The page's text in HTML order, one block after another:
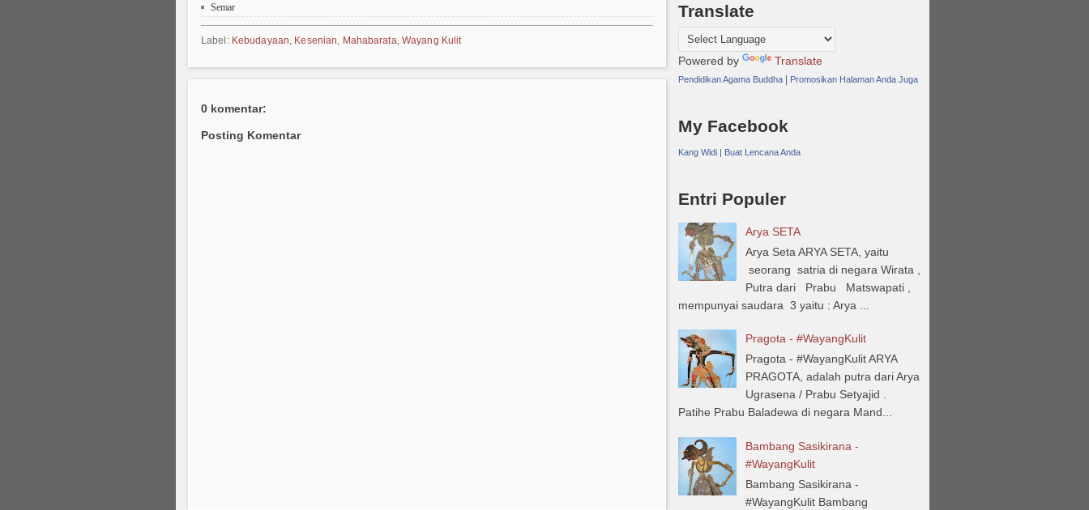
Semar
Label: Kebudayaan Kesenian Mahabarata Wayang Kulit
0 komentar:
Posting Komentar
Translate
Powered by Translate
Pendidikan Agama Buddha | Promosikan Halaman Anda Juga
My Facebook
Kang Widi | Buat Lencana Anda
Entri Populer
Arya SETA
Arya Seta ARYA SETA, yaitu
seorang satria di negara Wirata ,
Putra dari Prabu Matswapati ,
mempunyai saudara 3 yaitu : Arya ...
Pragota - #WayangKulit
Pragota - #WayangKulit ARYA
PRAGOTA, adalah putra dari Arya
Ugrasena / Prabu Setyajid .
Patihe Prabu Baladewa di negara Mand...
Bambang Sasikirana -
#WayangKulit
Bambang Sasikirana -
#WayangKulit Bambang